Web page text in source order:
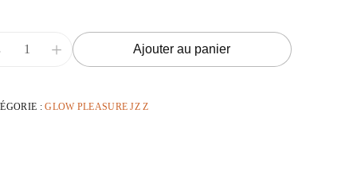
+ Ajouter au panier
:GLOW PLEASURE JZ Z